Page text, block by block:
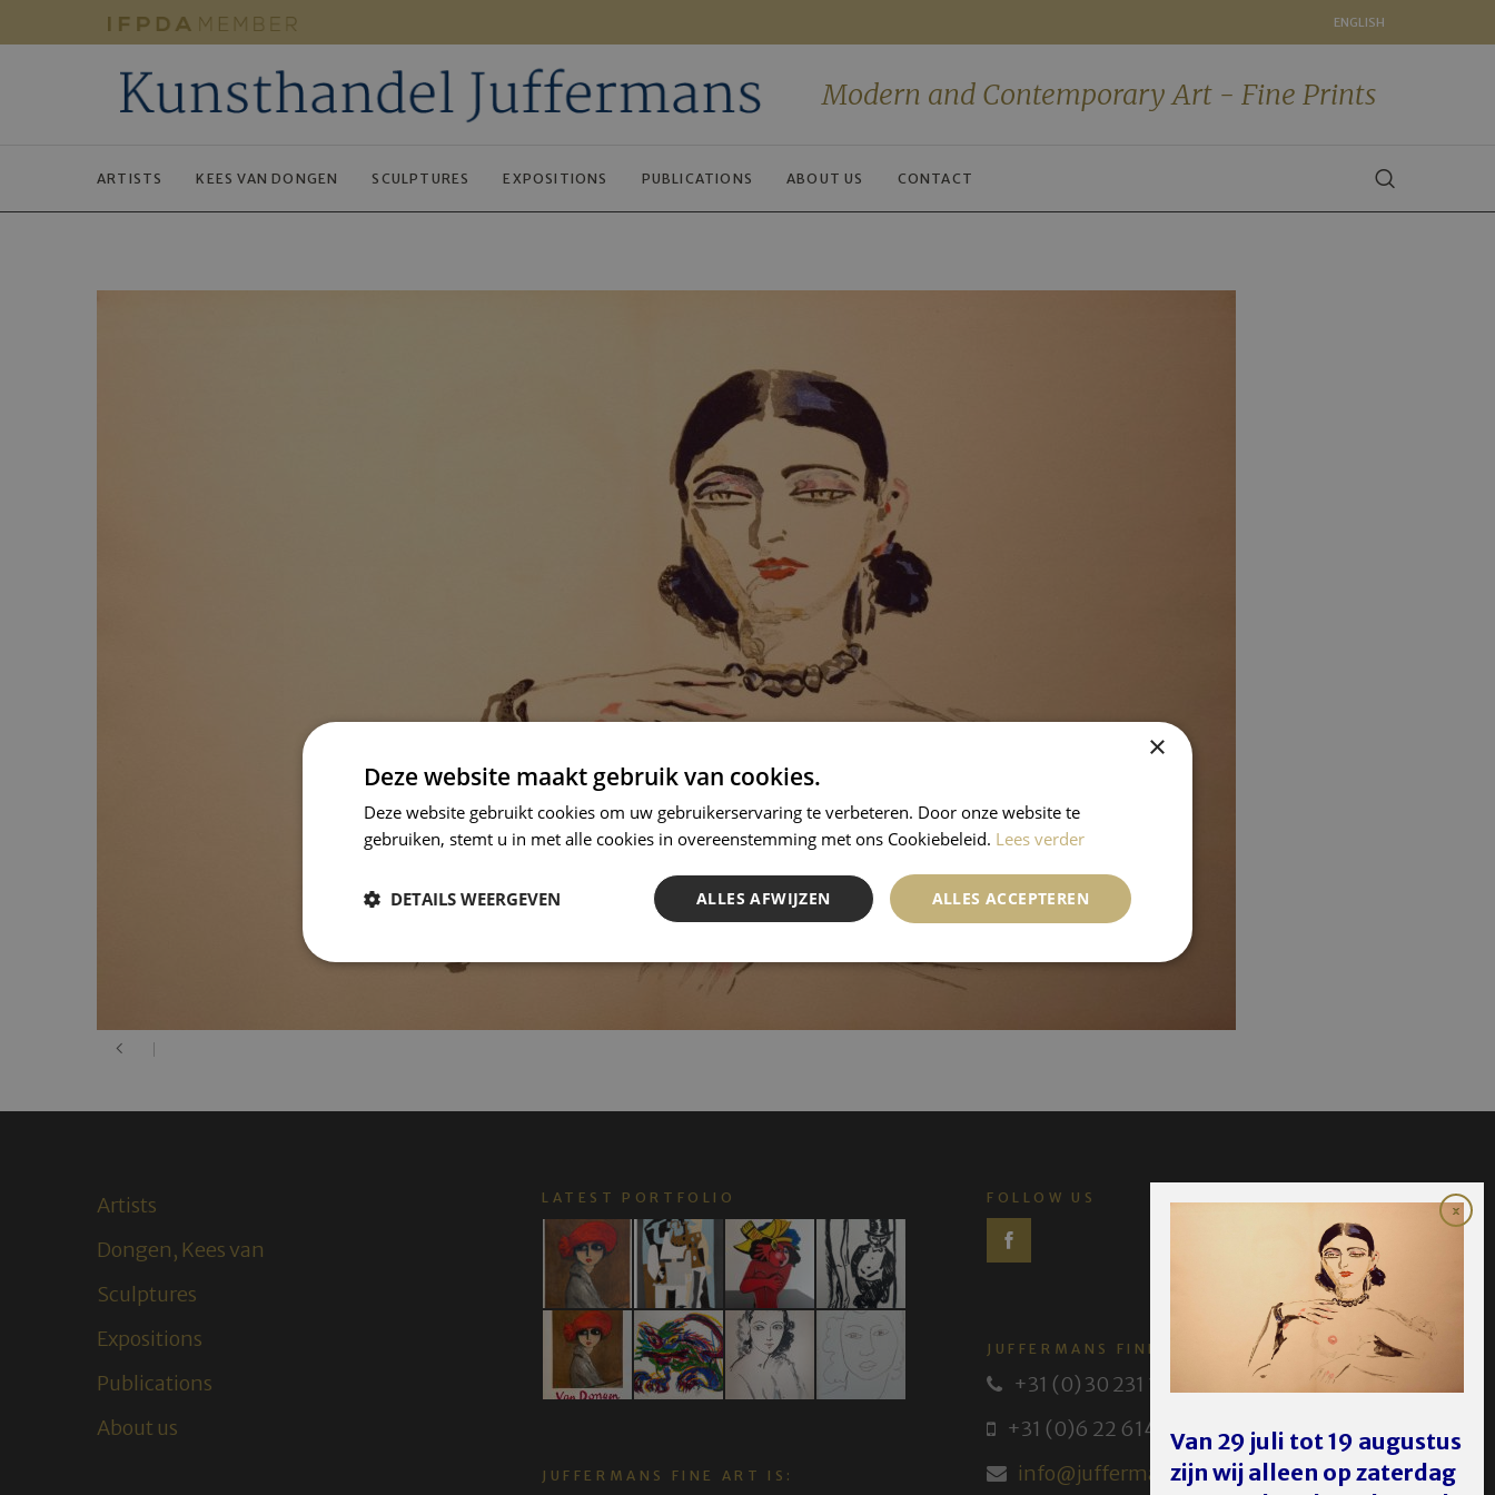
ENGLISH
Modern and Contemporary Art - Fine Prints
ARTISTS KEES VAN DONGEN SCULPTURES EXPOSITIONS PUBLICATIONS ABOUT US CONTACT
Artists
Dongen, Kees van
Sculptures
Expositions
Publications
About us
LATEST PORTFOLIO
JUFFERMANS FINE ART IS:
FOLLOW US
JUFFERMANS FINE ART
+31 (0) 30 231 14 63
+31 (0)6 22 614 582
info@juffermans.nl
Van 29 juli tot 19 augustus
zijn wij alleen op zaterdag
×
Deze website maakt gebruik van cookies.
Deze website gebruikt cookies om uw gebruikerservaring te verbeteren. Door onze website te
gebruiken, stemt u in met alle cookies in overeenstemming met ons Cookiebeleid. Lees verder
ALLES ACCEPTEREN
ALLES AFWIJZEN
DETAILS WEERGEVEN